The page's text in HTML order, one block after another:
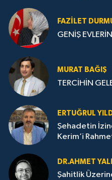
FAZILET
GENİŞ
MURAT BAĞIŞ
TERCİHİN
ERTUĞRUL
Şehadetin
Kerim’i
DR.AHMET
Şahitlik